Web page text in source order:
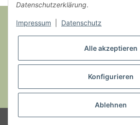
Gesetzliche Informationen
* Alle Preise inkl. gesetzlicher USt., zzgl.Versand
© Selchhof UG
Datenschutzerklärung.
Impressum Datenschutz
Alle akzeptieren
Konfigurieren
Ablehnen